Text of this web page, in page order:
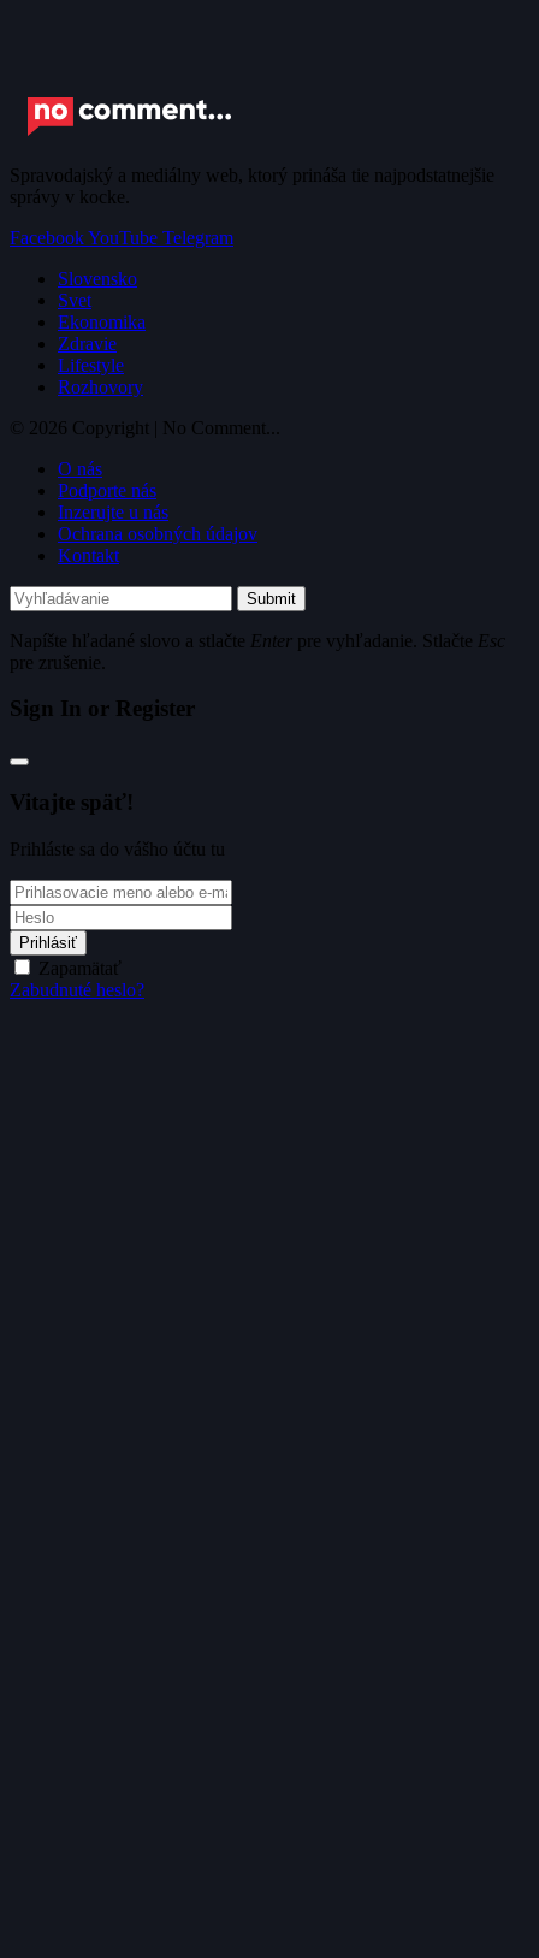
Spravodajský a mediálny web, ktorý prináša tie najpodstatnejšie
správy v kocke.
FacebookYouTube Telegram
Slovensko
Svet
Ekonomika
Zdravie
Lifestyle
Rozhovory
© 2026 Copyright | No Comment...
O nás
Podporte nás
Inzerujte u nás
Ochrana osobných údajov
Kontakt
Submit
Napíšte hľadané slovo a stlačte Enter pre vyhľadanie. Stlačte Esc
pre zrušenie.
Sign In or Register
Vitajte späť!
Prihláste sa do vášho účtu tu
Prihlásiť
Zapamätať
Zabudnuté heslo?